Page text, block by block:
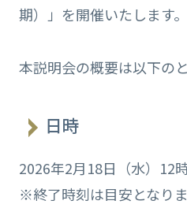
期）」を開催いたします。
本説明会の概要は以下の
日時
2026年2月18日（水）12
※終了時刻は目安となり